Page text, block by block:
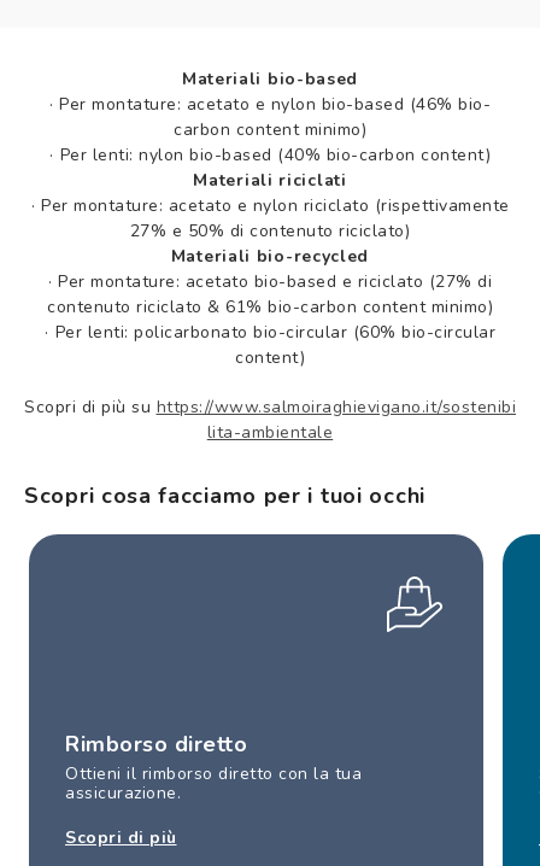
Materiali bio-based
· Per montature: acetato e nylon bio-based (46% bio-
carbon content minimo)
· Per lenti: nylon bio-based (40% bio-carbon content)
Materiali riciclati
· Per montature: acetato e nylon riciclato (rispettivamente
27% e 50% di contenuto riciclato)
Materiali bio-recycled
· Per montature: acetato bio-based e riciclato (27% di
contenuto riciclato & 61% bio-carbon content minimo)
· Per lenti: policarbonato bio-circular (60% bio-circular
content)
Scopri di più su https://www.salmoiraghievigano.it/sostenibi
lita-ambientale
Scopri cosa facciamo per i tuoi occhi
Rimborso diretto
Ottieni il rimborso diretto con la tua
assicurazione.
Scopri di più